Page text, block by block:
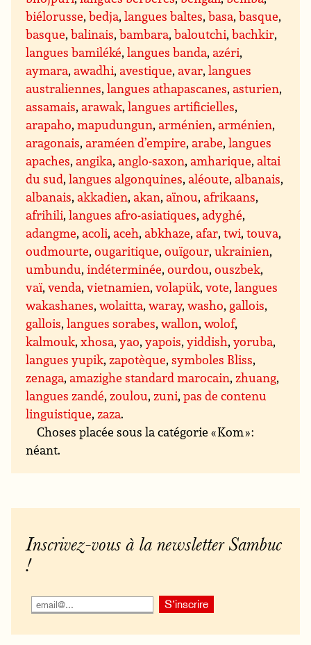
biélorusse,bedja,langues baltes,basa,basque,
basque,balinais,bambara,baloutchi,bachkir,
langues bamiléké,langues banda,azéri,
aymara,awadhi,avestique,avar,langues
australiennes,langues athapascanes,asturien,
assamais,arawak,langues artificielles,
arapaho,mapudungun,arménien,arménien,
aragonais,araméen d’empire,arabe,langues
apaches,angika,anglo-saxon,amharique,altai
du sud,langues algonquines,aléoute,albanais,
albanais,akkadien,akan,aïnou,afrikaans,
afrihili,langues afro-asiatiques,adyghé,
adangme,acoli,aceh,abkhaze,afar,twi,touva,
oudmourte,ougaritique,ouïgour,ukrainien,
umbundu,indéterminée,ourdou,ouszbek,
vaï,venda,vietnamien,volapük,vote,langues
wakashanes,wolaitta,waray,washo, gallois,
gallois,langues sorabes,wallon,wolof,
kalmouk,xhosa,yao,yapois,yiddish,yoruba,
langues yupik,zapotèque,symboles Bliss,
zenaga,amazighe standard marocain,zhuang,
langues zandé,zoulou,zuni,pas de contenu
linguistique,zaza.
Choses placée sous la catégorie « Kom » :
néant.
Inscrivez-vous à la newsletter Sambuc
!